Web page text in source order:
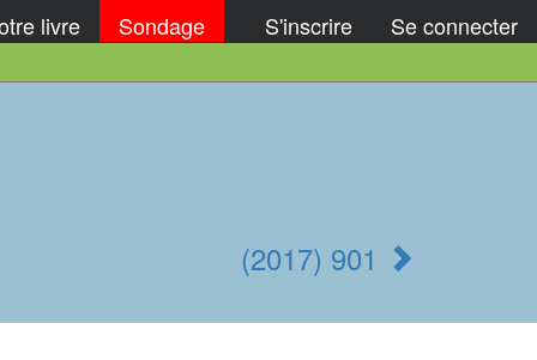
livre Sondage S'inscrire Se connecter
(2017) 901